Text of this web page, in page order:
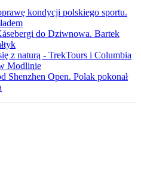
kondycji polskiego sportu.
do Dziwnowa. Bartek
z naturą - TrekTours i Columbia
Modlinie
Open. Polak pokonał